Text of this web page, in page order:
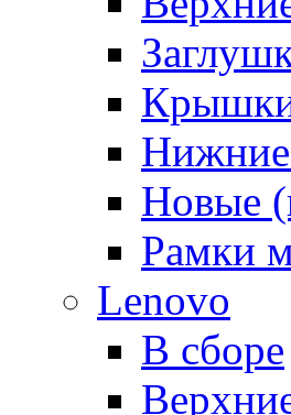
Новые
Рамки
Lenovo
В сборе